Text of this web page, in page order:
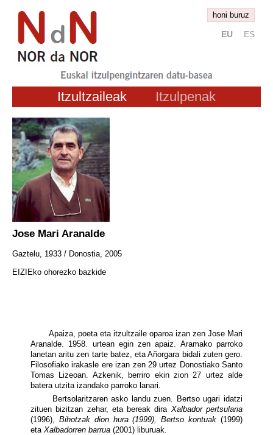
honi buruz
EU ES
Itzultzaileak Itzulpenak
Jose Mari Aranalde
Gaztelu, 1933 / Donostia, 2005
EIZIEko ohorezko bazkide
Apaiza, poeta eta itzultzaile oparoa izan zen Jose Mari
Aranalde. 1958. urtean egin zen apaiz. Aramako parroko
lanetan aritu zen tarte batez, eta Añorgara bidali zuten gero.
Filosofiako irakasle ere izan zen 29 urtez Donostiako Santo
Tomas Lizeoan. Azkenik, berriro ekin zion 27 urtez alde
batera utzita izandako parroko lanari.
Bertsolaritzaren asko landu zuen. Bertso ugari idatzi
zituen bizitzan zehar, eta bereak dira Xalbador pertsularia
(1996),
Bihotzak dion hura (1999), Bertso kontuak (1999)
eta Xalbadorren barrua (2001) liburuak.